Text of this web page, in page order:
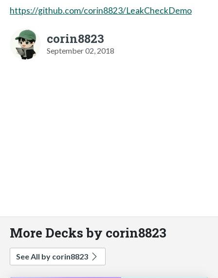
https://github.com/corin8823/LeakCheckDemo
corin8823
September 02, 2018
More Decks by corin8823
See All by corin8823